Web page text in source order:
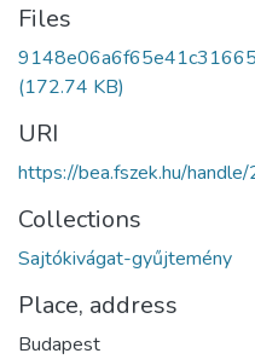
Files
(172.74 KB)
URI
https://bea.fszek.hu/
Collections
Sajtókivágat-gyűjtemény
Place, address
Budapest